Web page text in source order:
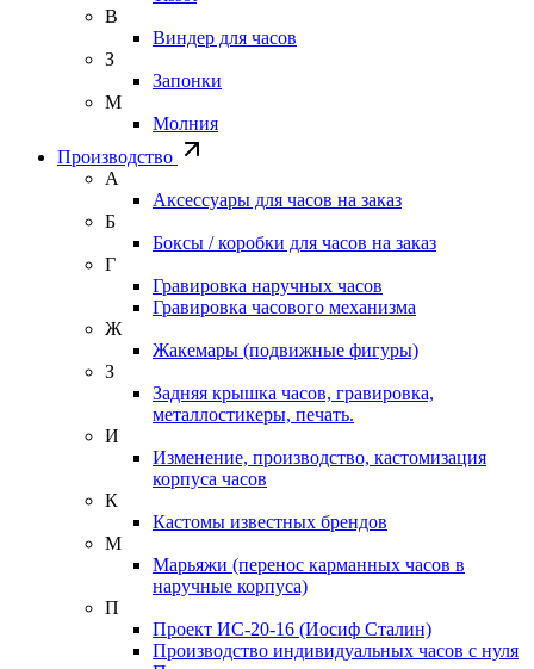
В
Виндер для часов
З
Запонки
М
Молния
Производство
А
Аксессуары для часов на заказ
Б
Боксы / коробки для часов на заказ
Г
Гравировка наручных часов
Гравировка часового механизма
Ж
Жакемары (подвижные фигуры)
З
Задняя крышка часов, гравировка,
металлостикеры, печать.
И
Изменение, производство, кастомизация
корпуса часов
К
Кастомы известных брендов
М
Марьяжи (перенос карманных часов в
наручные корпуса)
П
Проект ИС-20-16 (Иосиф Сталин)
Производство индивидуальных часов с нуля